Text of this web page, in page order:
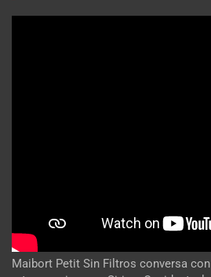
Maibort Petit Sin Filtros conversa